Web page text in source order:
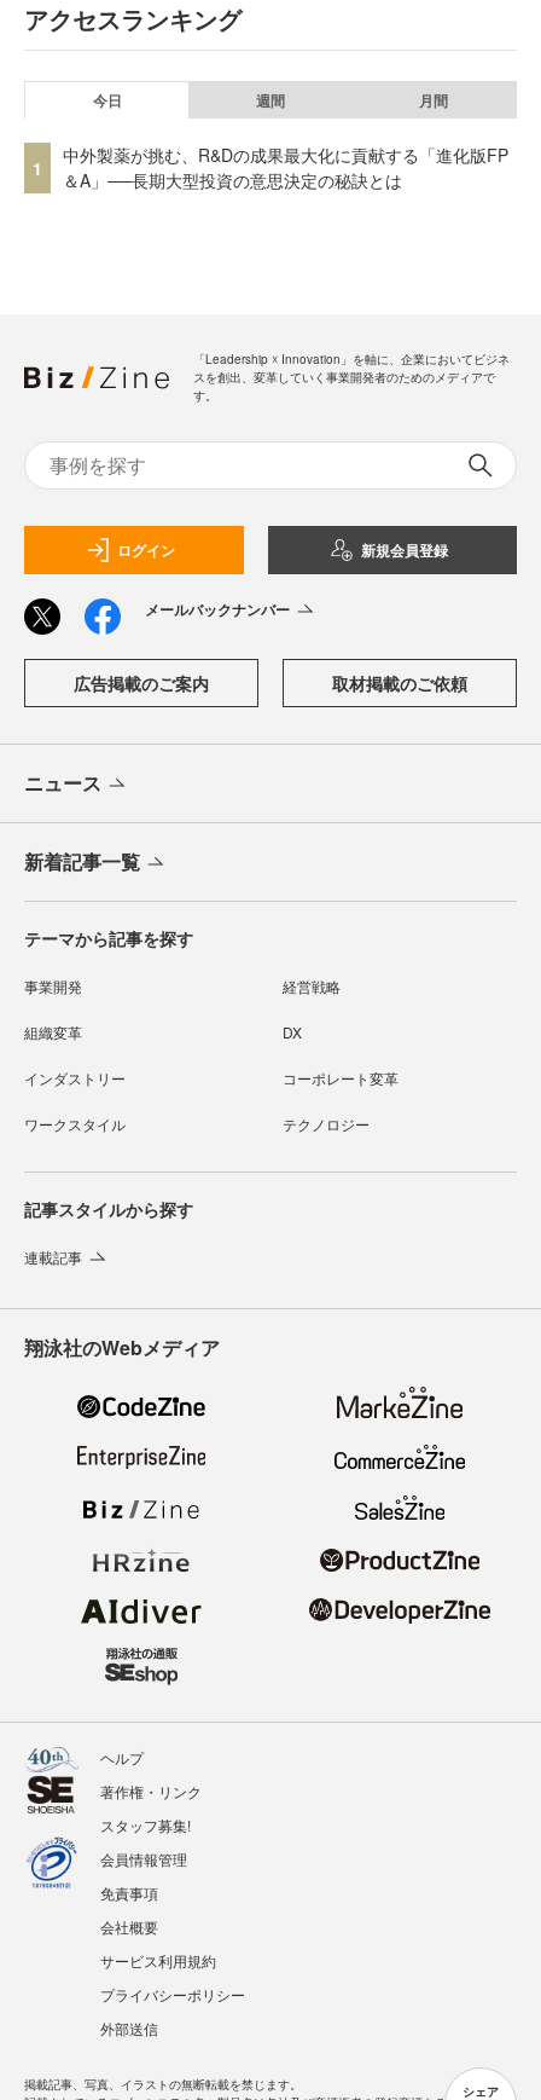
シェア
アクセスランキング
今日 週間 月間
1
中外製薬が挑む、R&Dの成果最大化に貢献する「進化版FP
＆A」──長期大型投資の意思決定の秘訣とは
「Leadership ☓ Innovation」を軸に、企業においてビジネ
スを創出、変革していく事業開発者のためのメディアで
す。
ログイン 新規会員登録
メールバックナンバー
広告掲載のご案内 取材掲載のご依頼
ニュース
新着記事一覧
テーマから記事を探す
事業開発 経営戦略
組織変革 DX
インダストリー コーポレート変革
ワークスタイル テクノロジー
記事スタイルから探す
連載記事
翔泳社のWebメディア
ヘルプ
著作権・リンク
スタッフ募集!
会員情報管理
免責事項
会社概要
サービス利用規約
プライバシーポリシー
外部送信
掲載記事、写真、イラストの無断転載を禁じます。